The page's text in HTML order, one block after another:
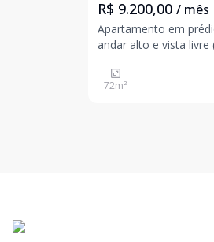
R$ 9.200,00 / mês
Apartamento em
andar alto e vista
quarto com banheiro
a sala, tem área de
72m²